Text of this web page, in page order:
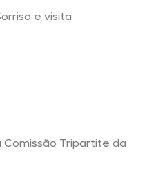
e visita
Comissão Tripartite da